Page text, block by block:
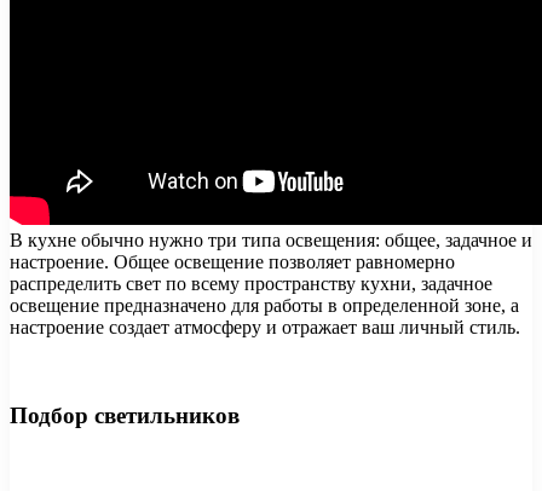
В кухне обычно нужно три типа освещения: общее, задачное и
настроение. Общее освещение позволяет равномерно
распределить свет по всему пространству кухни, задачное
освещение предназначено для работы в определенной зоне, а
настроение создает атмосферу и отражает ваш личный стиль.
Подбор светильников